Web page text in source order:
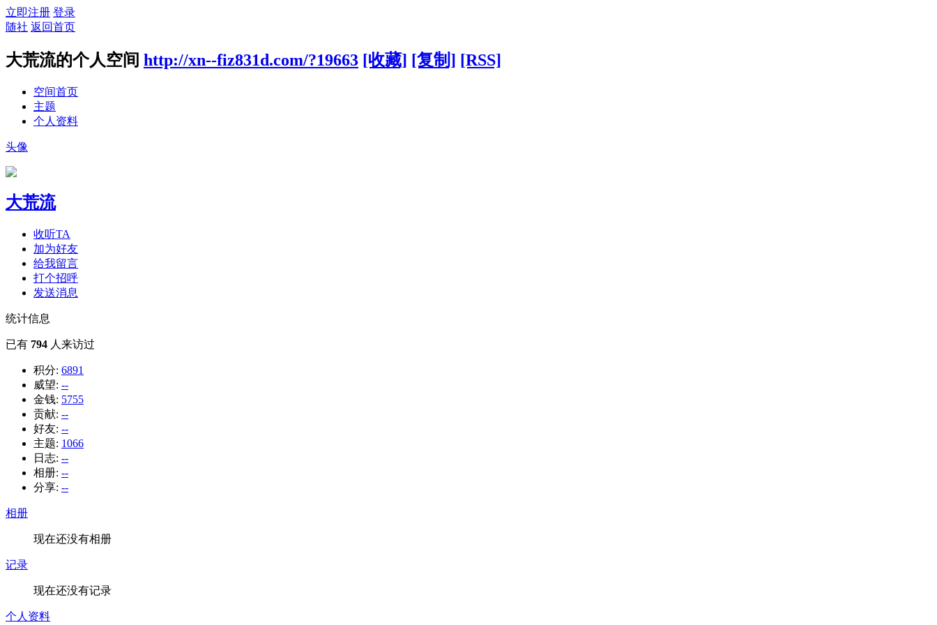
立即注册 登录
随社 返回首页
大荒流的个人空间 http://xn--fiz831d.com/?19663 [收藏] [复制] [RSS]
空间首页
主题
个人资料
头像
大荒流
收听TA
加为好友
给我留言
打个招呼
发送消息
统计信息
已有 794 人来访过
积分: 6891
威望: --
金钱: 5755
贡献: --
好友: --
主题: 1066
日志: --
相册: --
分享: --
相册
现在还没有相册
记录
现在还没有记录
个人资料